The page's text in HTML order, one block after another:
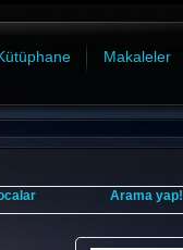
Makaleler
Arama yap!